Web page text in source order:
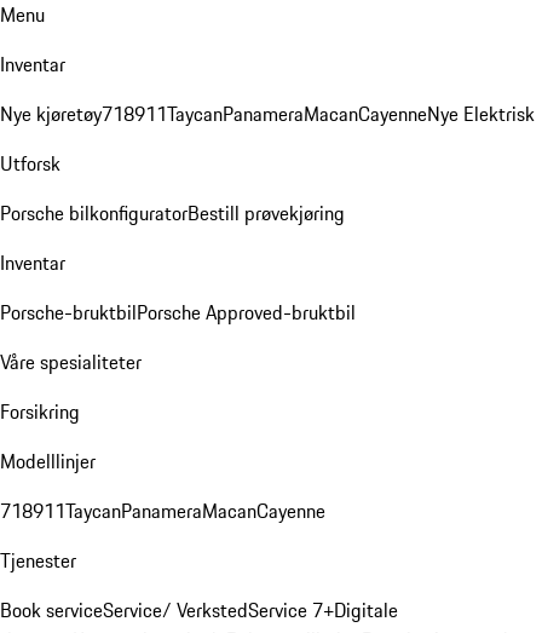
Menu
Inventar
Nye kjøretøy718911TaycanPanameraMacanCayenneNye Elektrisk
Utforsk
Porsche bilkonfiguratorBestill prøvekjøring
Inventar
Porsche-bruktbilPorsche Approved-bruktbil
Våre spesialiteter
Forsikring
Modelllinjer
718911TaycanPanameraMacanCayenne
Tjenester
Book serviceService/ VerkstedService 7+Digitale